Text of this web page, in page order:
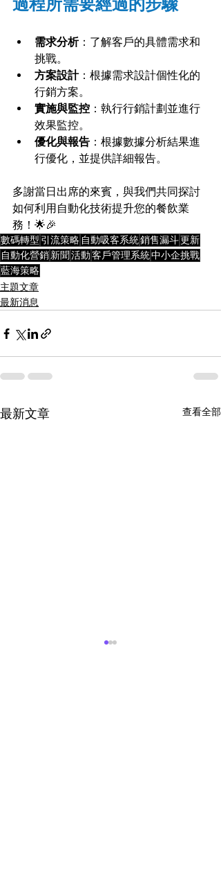
過程所需要經過的步驟
需求分析：了解客戶的具體需求和
挑戰。
方案設計：根據需求設計個性化的
行銷方案。
實施與監控 ：執行行銷計劃並進行
效果監控。
優化與報告 ：根據數據分析結果進
行優化，並提供詳細報告。
多謝當日出席的來賓，與我們共同探討
如何利用自動化技術提升您的餐飲業
務！🌟🎉
數碼轉型 引流策略 自動吸客系統銷售漏斗更新
自動化營銷新聞活動客戶管理系統中小企挑戰
藍海策略
主題文章
最新消息
最新文章 查看全部